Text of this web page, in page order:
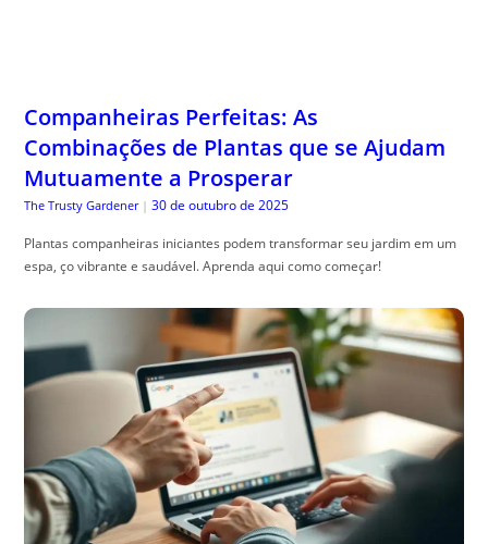
Companheiras Perfeitas: As
Combinações de Plantas que se Ajudam
Mutuamente a Prosperar
The Trusty Gardener | 30 de outubro de 2025
Plantas companheiras iniciantes podem transformar seu jardim em um
espa, ço vibrante e saudável. Aprenda aqui como começar!